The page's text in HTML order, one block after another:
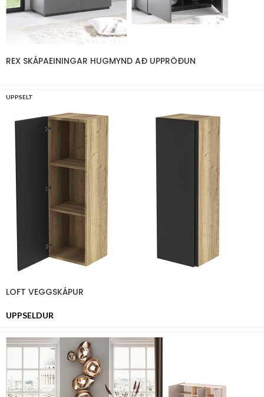
REX SKÁPAEININGAR HUGMYND AÐ UPPRÖÐUN
UPPSELT
LOFT VEGGSKÁPUR
UPPSELDUR